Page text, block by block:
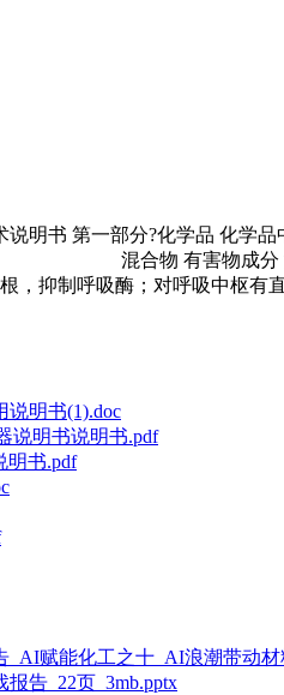
说明书 第一部分?化学品 化学
有害物成分 浓度 CAS No.
，抑制呼吸酶；对呼吸中枢有
明书(1).doc
说明书说明书.pdf
明书.pdf
赋能化工之十_AI浪潮带动材
告_22页_3mb.pptx